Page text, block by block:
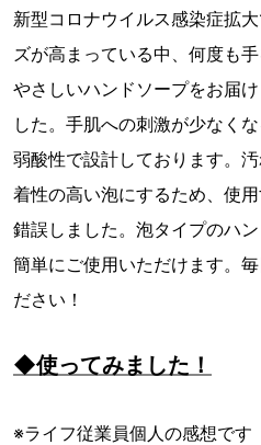
新型コロナウイルス感染症拡
ズが高まっている中、何度も
やさしいハンドソープをお届
した。手肌への刺激が少なく
弱酸性で設計しております。
着性の高い泡にするため、使
錯誤しました。泡タイプのハ
簡単にご使用いただけます。
ださい！
◆使ってみました！
※ライフ従業員個人の感想です